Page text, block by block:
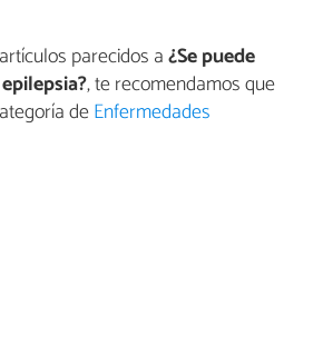
parecidos a¿Se puede
, te recomendamos que
deEnfermedades